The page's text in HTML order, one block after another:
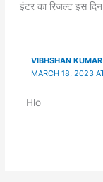
इंटर का रिजल्ट इस
VIBHSHAN KUMAR
MARCH 18, 2023
Hlo